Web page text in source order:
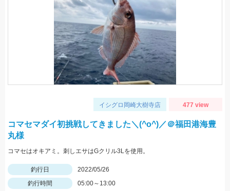
イシグロ岡崎大樹寺店 477 view
コマセマダイ初挑戦してきました＼(^o^)／＠福田港海豊
丸様
コマセはオキアミ。刺しエサはGクリル3Lを使用。
釣行日
2022/05/26
釣行時間
05:00～13:00